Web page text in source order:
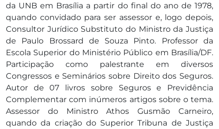
da UNB em Brasília a partir do final do ano de 1978,
quando convidado para ser assessor e, logo depois,
Consultor Jurídico Substituto do Ministro da Justiça
de Paulo Brossard de Souza Pinto. Professor da
Escola Superior do Ministério Público em Brasília/DF.
Participação como palestrante em diversos
Congressos e Seminários sobre Direito dos Seguros.
Autor de 07 livros sobre Seguros e Previdência
Complementar com inúmeros artigos sobre o tema.
Assessor do Ministro Athos Gusmão Carneiro,
quando da criação do Superior Tribuna de Justiça